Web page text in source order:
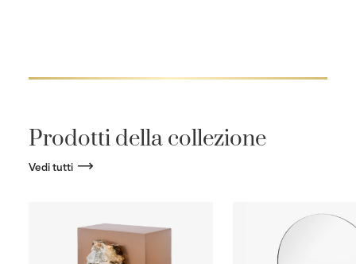
Prodotti della collezione
Vedi tutti